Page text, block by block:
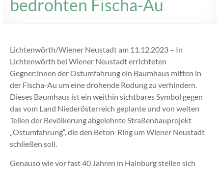
bedrohten Fischa-Au
Lichtenwörth/Wiener Neustadt am 11.12.2023 – In
Lichtenwörth bei Wiener Neustadt errichteten
Gegner:innen der Ostumfahrung ein Baumhaus mitten in
der Fischa-Au um eine drohende Rodung zu verhindern.
Dieses Baumhaus ist ein weithin sichtbares Symbol gegen
das vom Land Niederösterreich geplante und von weiten
Teilen der Bevölkerung abgelehnte Straßenbauprojekt
„Ostumfahrung“, die den Beton-Ring um Wiener Neustadt
schließen soll.
Genauso wie vor fast 40 Jahren in Hainburg stellen sich